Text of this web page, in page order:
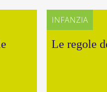
INFANZIA
Le regole